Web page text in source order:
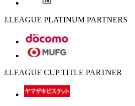
J.LEAGUE PLATINUM PARTNERS
J.LEAGUE CUP TITLE PARTNER